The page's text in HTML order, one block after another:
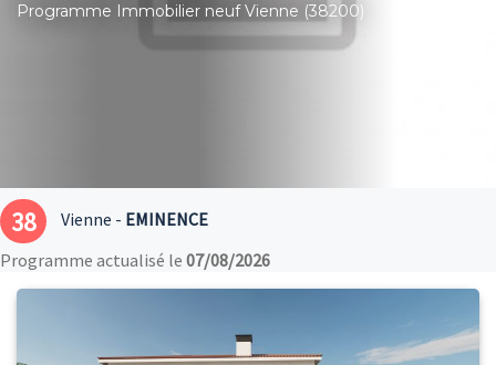
Programme Immobilier neuf Vienne (38200)
38 Vienne - EMINENCE
Programme actualisé le 07/08/2026